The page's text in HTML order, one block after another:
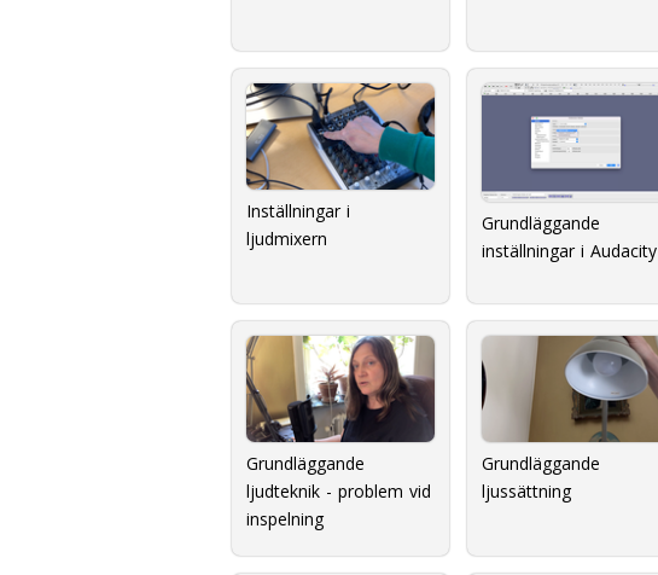
Inställningar i
ljudmixern
Grundläggande
inställningar i Audacity
Grundläggande
ljudteknik - problem vid
inspelning
Grundläggande
ljussättning